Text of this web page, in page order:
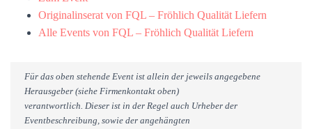
Originalinserat von FQL – Fröhlich Qualität Liefern
Alle Events von FQL – Fröhlich Qualität Liefern
Für das oben stehende Event ist allein der jeweils angegebene
Herausgeber (siehe Firmenkontakt oben)
verantwortlich. Dieser ist in der Regel auch Urheber der
Eventbeschreibung, sowie der angehängten